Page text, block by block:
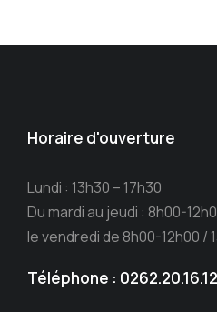
Horaire d'ouverture
Lundi : 13h30 – 17h30
Du mardi au jeudi : 8h00-
le vendredi de 8h00-12h00 /
Téléphone : 0262.20.16.12